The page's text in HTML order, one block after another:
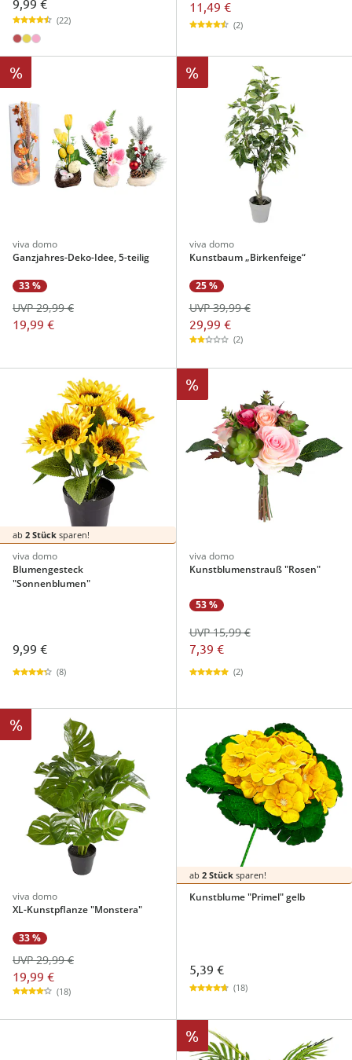
9,99 €
(22)
11,49 €
(2)
%
viva domo
Ganzjahres-Deko-Idee, 5-teilig
33 %
19,99 €
UVP 29,99 €
%
viva domo
Kunstbaum „Birkenfeige“
25 %
29,99 €
UVP 39,99 €
(2)
ab 2 Stück sparen!
viva domo
Blumengesteck
"Sonnenblumen"
9,99 €
(8)
%
viva domo
Kunstblumenstrauß "Rosen"
53 %
7,39 €
UVP 15,99 €
(2)
%
viva domo
XL-Kunstpflanze "Monstera"
33 %
19,99 €
UVP 29,99 €
(18)
ab 2 Stücksparen!
Kunstblume "Primel" gelb
5,39 €
(18)
%